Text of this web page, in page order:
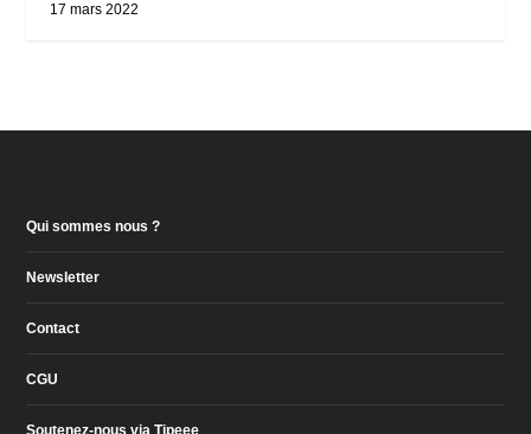
17 mars 2022
Qui sommes nous ?
Newsletter
Contact
CGU
Soutenez-nous via Tipeee